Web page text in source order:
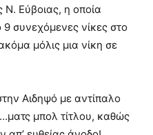
Ν. Εύβοιας, η οποία
συνεχόμενες νίκες στο
μόλις μια νίκη σε
Αιδηψό με αντίπαλο
μπολ τίτλου, καθώς